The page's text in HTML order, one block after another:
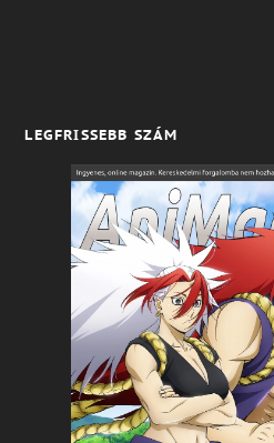
LEGFRISSEBB SZÁM